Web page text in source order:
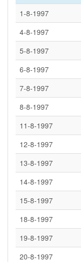
1-8-1997
4-8-1997
5-8-1997
6-8-1997
7-8-1997
8-8-1997
11-8-1997
12-8-1997
13-8-1997
14-8-1997
15-8-1997
18-8-1997
19-8-1997
20-8-1997